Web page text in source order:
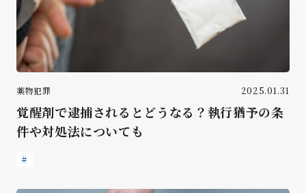
薬物犯罪 2025.01.31
覚醒剤で逮捕されるとどうなる？執行猶予の条
件や対処法についても